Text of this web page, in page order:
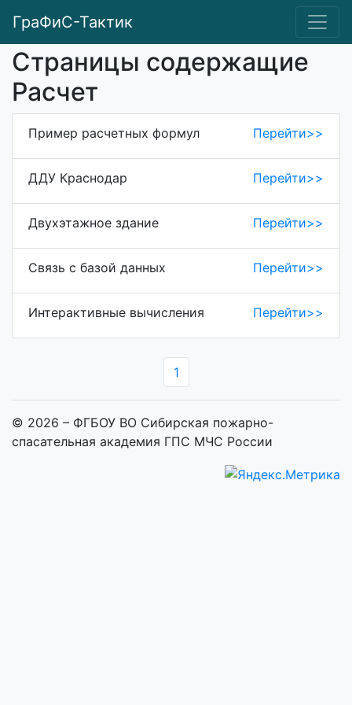
ГраФиС-Тактик
Страницы содержащие
Расчет
Пример расчетных формул Перейти>>
ДДУ Краснодар Перейти>>
Двухэтажное здание Перейти>>
Связь с базой данных Перейти>>
Интерактивные вычисления Перейти>>
1
© 2026 – ФГБОУ ВО Сибирская пожарно-
спасательная академия ГПС МЧС России